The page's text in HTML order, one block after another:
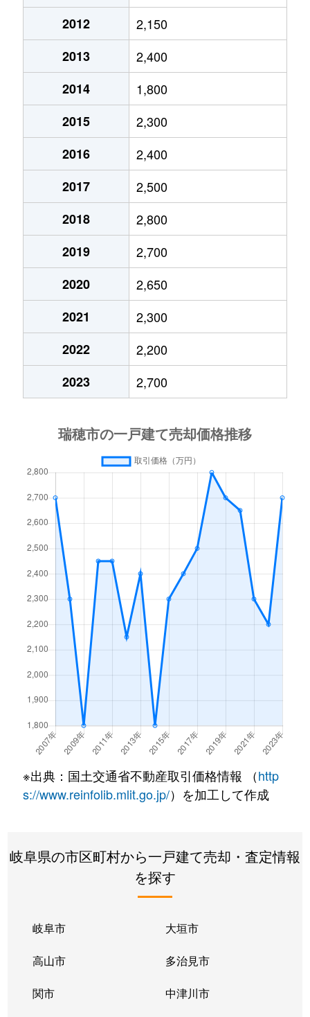
馬場前畑町 530万円
2,700万円
2,300万円
750万円
560万円
4,000万円
3,400万円
4,000万円
4,100万円
5,800万円
2,500万円
3,100万円
2012
2,150
2013
2,400
2014
1,800
2015
2,300
2016
2,400
2017
2,500
2018
2,800
2019
2,700
2020
2,650
2021
2,300
2022
2,200
2023
2,700
※出典：国土交通省不動産取引価格情報 （http
s://www.reinfolib.mlit.go.jp/）を加工して作成
岐阜県の市区町村から一戸建て売却・査定情報
を探す
岐阜市 大垣市
高山市 多治見市
関市 中津川市